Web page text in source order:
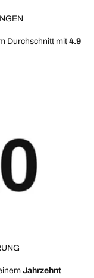
Durchschnitt mit 4.9
Jahrzehnt